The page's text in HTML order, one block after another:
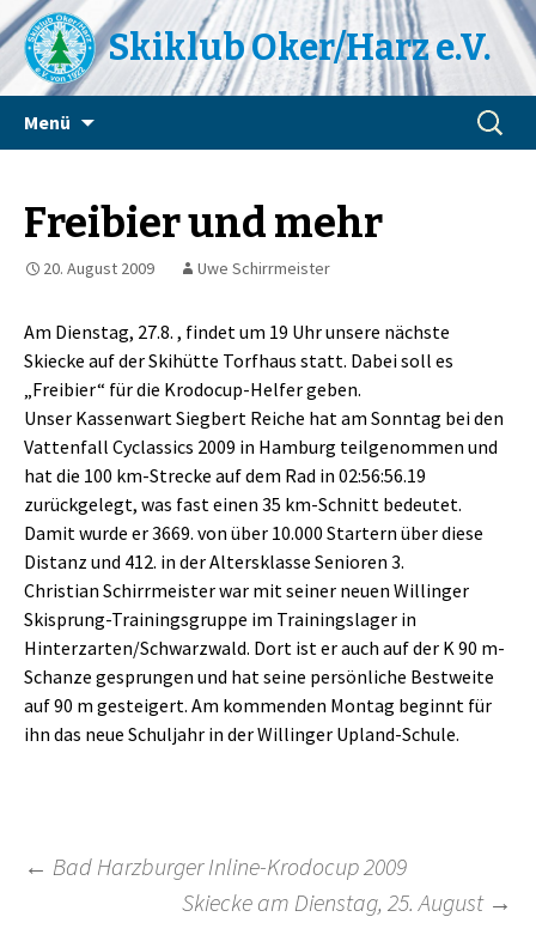
Skiklub Oker/Harz e.V.
Menü
Suchen
nach:
Freibier und mehr
20. August 2009 Uwe Schirrmeister
Am Dienstag, 27.8. , findet um 19 Uhr unsere nächste
Skiecke auf der Skihütte Torfhaus statt. Dabei soll es
„Freibier“ für die Krodocup-Helfer geben.
Unser Kassenwart Siegbert Reiche hat am Sonntag bei den
Vattenfall Cyclassics 2009 in Hamburg teilgenommen und
hat die 100 km-Strecke auf dem Rad in 02:56:56.19
zurückgelegt, was fast einen 35 km-Schnitt bedeutet.
Damit wurde er 3669. von über 10.000 Startern über diese
Distanz und 412. in der Altersklasse Senioren 3.
Christian Schirrmeister war mit seiner neuen Willinger
Skisprung-Trainingsgruppe im Trainingslager in
Hinterzarten/Schwarzwald. Dort ist er auch auf der K 90 m-
Schanze gesprungen und hat seine persönliche Bestweite
auf 90 m gesteigert. Am kommenden Montag beginnt für
ihn das neue Schuljahr in der Willinger Upland-Schule.
Beitragsnavigation
← Bad Harzburger Inline-Krodocup 2009
Skiecke am Dienstag, 25. August →